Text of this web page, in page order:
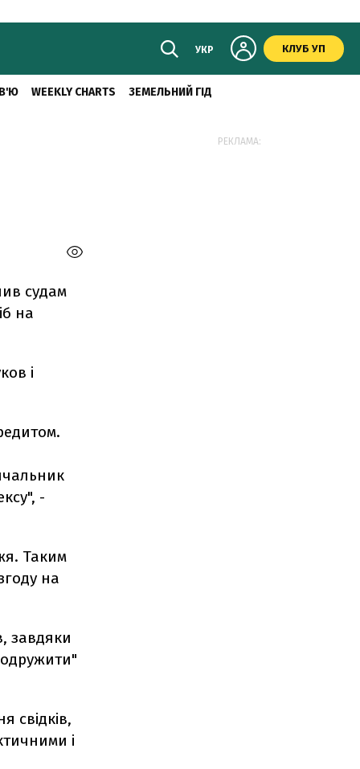
УКР КЛУБ УП
WEEKLY CHARTS ЗЕМЕЛЬНИЙ ГІД
судам
на
і
-
Таким
на
завдяки
свідків,
і
РЕКЛАМА: